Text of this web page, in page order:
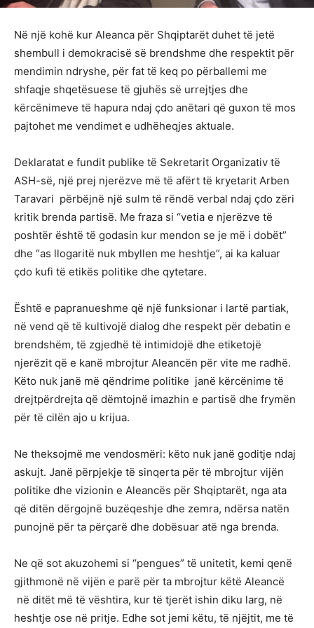
Në një kohë kur Aleanca për Shqiptarët duhet të jetë
shembull i demokracisë së brendshme dhe respektit për
mendimin ndryshe, për fat të keq po përballemi me
shfaqje shqetësuese të gjuhës së urrejtjes dhe
kërcënimeve të hapura ndaj çdo anëtari që guxon të mos
pajtohet me vendimet e udhëheqjes aktuale.
Deklaratat e fundit publike të Sekretarit Organizativ të
ASH-së, një prej njerëzve më të afërt të kryetarit Arben
Taravari përbëjnë një sulm të rëndë verbal ndaj çdo zëri
kritik brenda partisë. Me fraza si “vetia e njerëzve të
poshtër është të godasin kur mendon se je më i dobët”
dhe “as llogaritë nuk mbyllen me heshtje”, ai ka kaluar
çdo kufi të etikës politike dhe qytetare.
Është e papranueshme që një funksionar i lartë partiak,
në vend që të kultivojë dialog dhe respekt për debatin e
brendshëm, të zgjedhë të intimidojë dhe etiketojë
njerëzit që e kanë mbrojtur Aleancën për vite me radhë.
Këto nuk janë më qëndrime politike janë kërcënime të
drejtpërdrejta që dëmtojnë imazhin e partisë dhe frymën
për të cilën ajo u krijua.
Ne theksojmë me vendosmëri: këto nuk janë goditje ndaj
askujt. Janë përpjekje të sinqerta për të mbrojtur vijën
politike dhe vizionin e Aleancës për Shqiptarët, nga ata
që ditën dërgojnë buzëqeshje dhe zemra, ndërsa natën
punojnë për ta përçarë dhe dobësuar atë nga brenda.
Ne që sot akuzohemi si “pengues” të unitetit, kemi qenë
gjithmonë në vijën e parë për ta mbrojtur këtë Aleancë
në ditët më të vështira, kur të tjerët ishin diku larg, në
heshtje ose në pritje. Edhe sot jemi këtu, të njëjtit, me të